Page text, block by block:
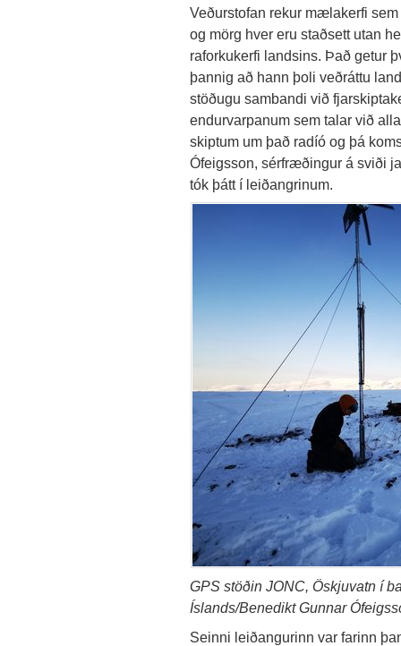
Veðurstofan rekur mælakerfi
og mörg hver eru staðsett utan
raforkukerfi landsins. Það getur
þannig að hann þoli veðráttu
stöðugu sambandi við
endurvarpanum sem talar við
skiptum um það radíó og þá
Ófeigsson, sérfræðingur á sviði
tók þátt í leiðangrinum.
GPS stöðin JONC, Öskjuvatn í
Íslands/Benedikt Gunnar
Seinni leiðangurinn var farinn